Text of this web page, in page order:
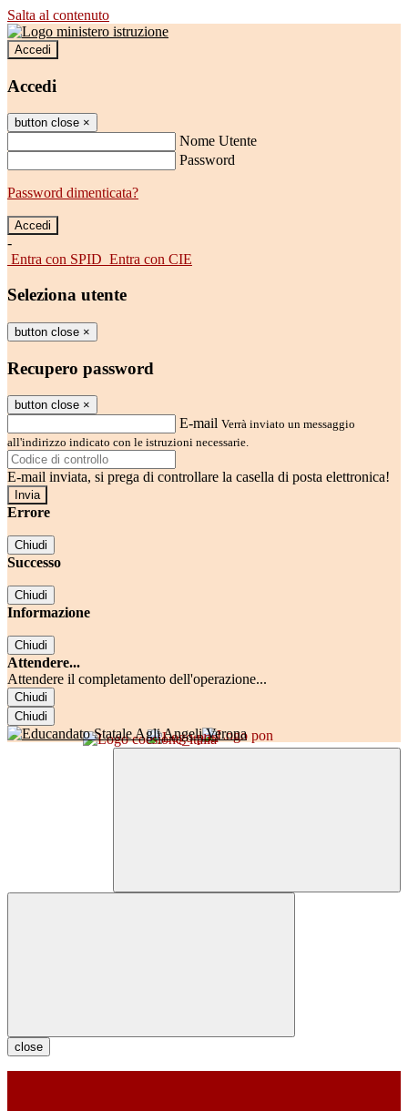
Salta al contenuto
Accedi
Accedi
button close ×
Nome Utente
Password
Password dimenticata?
-
Entra con SPID Entra con CIE
Seleziona utente
button close ×
Recupero password
button close ×
E-mail Verrà inviato un messaggio
all'indirizzo indicato con le istruzioni necessarie.
E-mail inviata, si prega di controllare la casella di posta elettronica!
Errore
Chiudi
Successo
Chiudi
Informazione
Chiudi
Attendere...
Attendere il completamento dell'operazione...
Chiudi
Chiudi
close